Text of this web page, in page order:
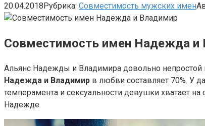
20.04.2018Рубрика: Совместимость мужских имен
Совместимость имен Надежда и
Альянс Надежды и Владимира довольно
Надежда и Владимир в любви составляет 70%. У
темперамента и сексуальности девушки хватает
Надежде.